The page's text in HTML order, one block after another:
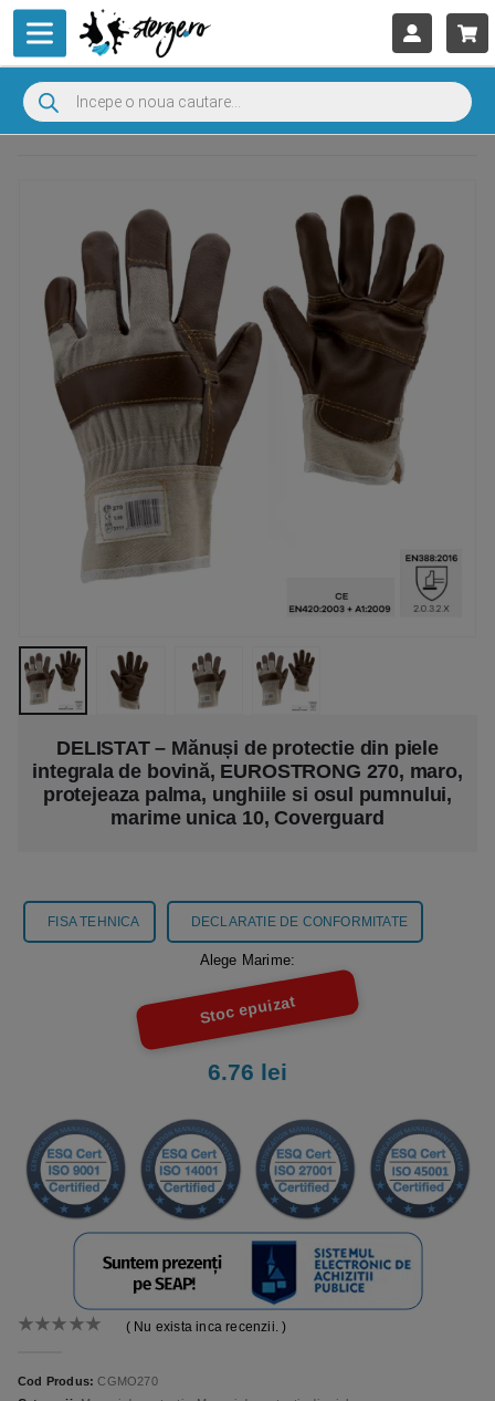
DELISTAT – Mănuși de protectie din piele
integrala de bovină, EUROSTRONG 270, maro,
protejeaza palma, unghiile si osul pumnului,
marime unica 10, Coverguard
FISA TEHNICA DECLARATIE DE CONFORMITATE
( Nu exista inca recenzii. )
Cod Produs:CGMO270
Alege Marime:
Stoc epuizat
6.76 lei